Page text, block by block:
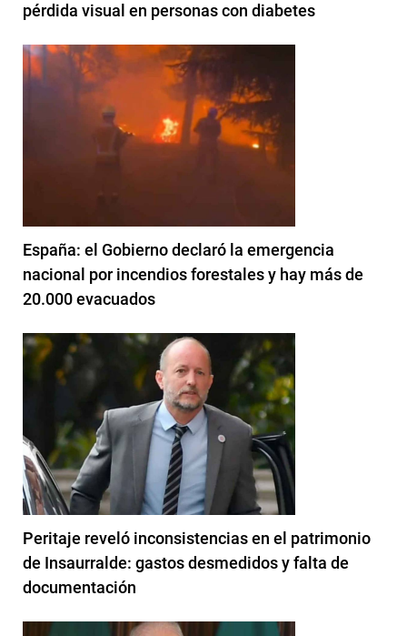
pérdida visual en personas con diabetes
España: el Gobierno declaró la emergencia
nacional por incendios forestales y hay más de
20.000 evacuados
Peritaje reveló inconsistencias en el patrimonio
de Insaurralde: gastos desmedidos y falta de
documentación